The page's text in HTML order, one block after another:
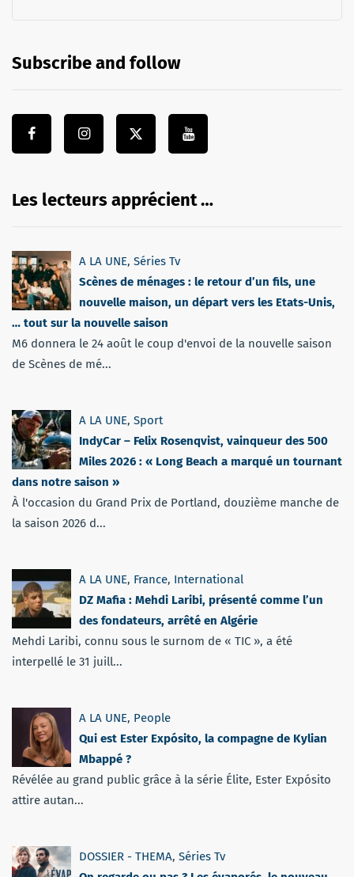
Subscribe and follow
Les lecteurs apprécient …
A LA UNE, Séries Tv
Scènes de ménages : le retour d’un fils, une
nouvelle maison, un départ vers les Etats-Unis,
… tout sur la nouvelle saison
M6 donnera le 24 août le coup d'envoi de la nouvelle saison
de Scènes de mé...
A LA UNE, Sport
IndyCar – Felix Rosenqvist, vainqueur des 500
Miles 2026 : « Long Beach a marqué un tournant
dans notre saison »
À l'occasion du Grand Prix de Portland, douzième manche de
la saison 2026 d...
A LA UNE, France, International
DZ Mafia : Mehdi Laribi, présenté comme l’un
des fondateurs, arrêté en Algérie
Mehdi Laribi, connu sous le surnom de « TIC », a été
interpellé le 31 juill...
A LA UNE, People
Qui est Ester Expósito, la compagne de Kylian
Mbappé ?
Révélée au grand public grâce à la série Élite, Ester Expósito
attire autan...
DOSSIER - THEMA, Séries Tv